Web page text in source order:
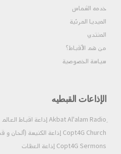
خدمه الشماس
الميديا المرئية
المنتدي
من هم الأقباط؟‎
سياسة الخصوصية
الإذاعات القبطيه
Copt4G Church إذاعة الكنيسة (ألحان و قداسات)
Copt4G Sermons إذاعة العظات